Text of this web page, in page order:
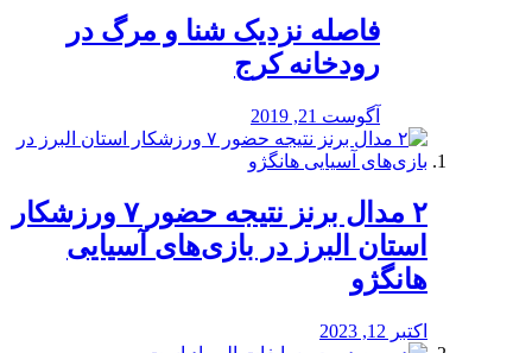
️فاصله نزدیک شنا و مرگ در
رودخانه کرج
آگوست 21, 2019
۲ مدال برنز نتیجه حضور ۷ ورزشکار
استان البرز در بازی‌های آسیایی
هانگژو
اکتبر 12, 2023